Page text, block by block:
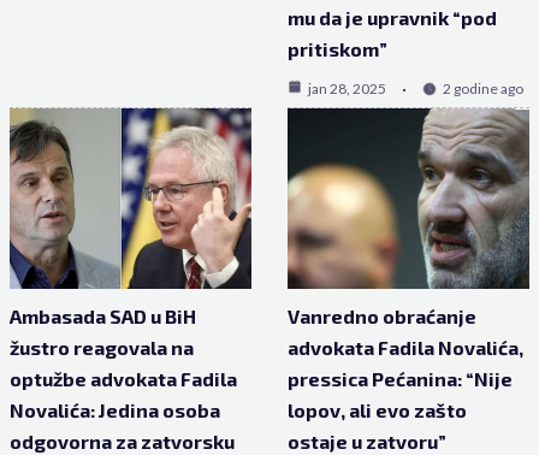
mu da je upravnik “pod
pritiskom”
jan 28, 2025 2 godine ago
Ambasada SAD u BiH
žustro reagovala na
optužbe advokata Fadila
Novalića: Jedina osoba
odgovorna za zatvorsku
Vanredno obraćanje
advokata Fadila Novalića,
pressica Pećanina: “Nije
lopov, ali evo zašto
ostaje u zatvoru”